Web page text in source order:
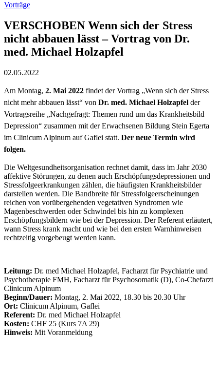
Vorträge
VERSCHOBEN Wenn sich der Stress
nicht abbauen lässt – Vortrag von Dr.
med. Michael Holzapfel
02.05.2022
Am Montag, 2. Mai 2022 findet der Vortrag „Wenn sich der Stress
nicht mehr abbauen lässt“ von Dr. med. Michael Holzapfel der
Vortragsreihe „Nachgefragt: Themen rund um das Krankheitsbild
Depression“ zusammen mit der Erwachsenen Bildung Stein Egerta
im Clinicum Alpinum auf Gaflei statt. Der neue Termin wird
folgen.
Die Weltgesundheitsorganisation rechnet damit, dass im Jahr 2030
affektive Störungen, zu denen auch Erschöpfungsdepressionen und
Stressfolgeerkrankungen zählen, die häufigsten Krankheitsbilder
darstellen werden. Die Bandbreite für Stressfolgeerscheinungen
reichen von vorübergehenden vegetativen Syndromen wie
Magenbeschwerden oder Schwindel bis hin zu komplexen
Erschöpfungsbildern wie bei der Depression. Der Referent erläutert,
wann Stress krank macht und wie bei den ersten Warnhinweisen
rechtzeitig vorgebeugt werden kann.
Leitung: Dr. med Michael Holzapfel, Facharzt für Psychiatrie und
Psychotherapie FMH, Facharzt für Psychosomatik (D), Co-Chefarzt
Clinicum Alpinum
Beginn/Dauer: Montag, 2. Mai 2022, 18.30 bis 20.30 Uhr
Ort: Clinicum Alpinum, Gaflei
Referent: Dr. med Michael Holzapfel
Kosten: CHF 25 (Kurs 7A 29)
Hinweis: Mit Voranmeldung